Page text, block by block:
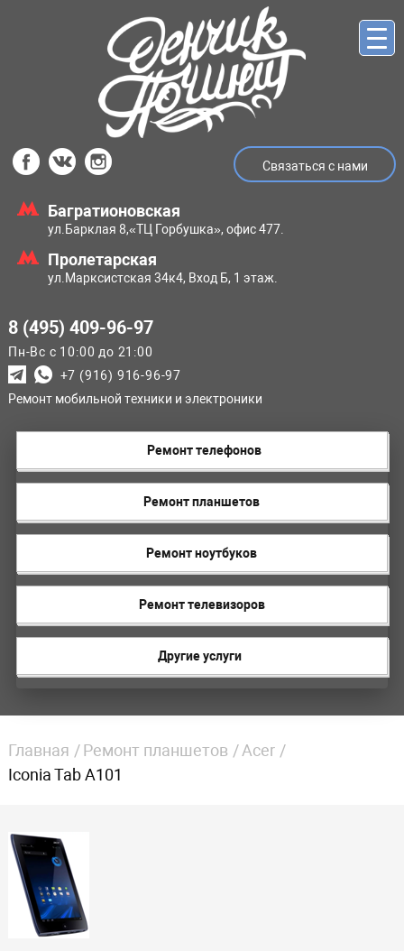
Связаться с нами
Багратионовская
ул.Барклая 8,«ТЦ Горбушка», офис 477.
Пролетарская
ул.Марксистская 34к4, Вход Б, 1 этаж.
8 (495) 409-96-97
Пн-Вс с 10:00 до 21:00
+7 (916) 916-96-97
Ремонт мобильной техники и электроники
Ремонт телефонов
Ремонт планшетов
Ремонт ноутбуков
Ремонт телевизоров
Другие услуги
Главная Ремонт планшетов
Acer
Iconia Tab A101